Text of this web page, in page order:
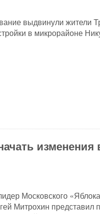
выдвинули жители
в микрорайоне
Московского
Митрохин представил